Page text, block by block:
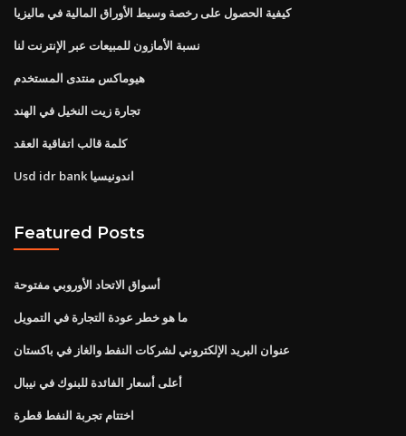
كيفية الحصول على رخصة وسيط الأوراق المالية في ماليزيا
نسبة الأمازون للمبيعات عبر الإنترنت لنا
هيوماكس منتدى المستخدم
تجارة زيت النخيل في الهند
كلمة قالب اتفاقية العقد
Usd idr bank اندونيسيا
Featured Posts
أسواق الاتحاد الأوروبي مفتوحة
ما هو خطر عودة التجارة في التمويل
عنوان البريد الإلكتروني لشركات النفط والغاز في باكستان
أعلى أسعار الفائدة للبنوك في نيبال
اختتام تجربة النفط قطرة